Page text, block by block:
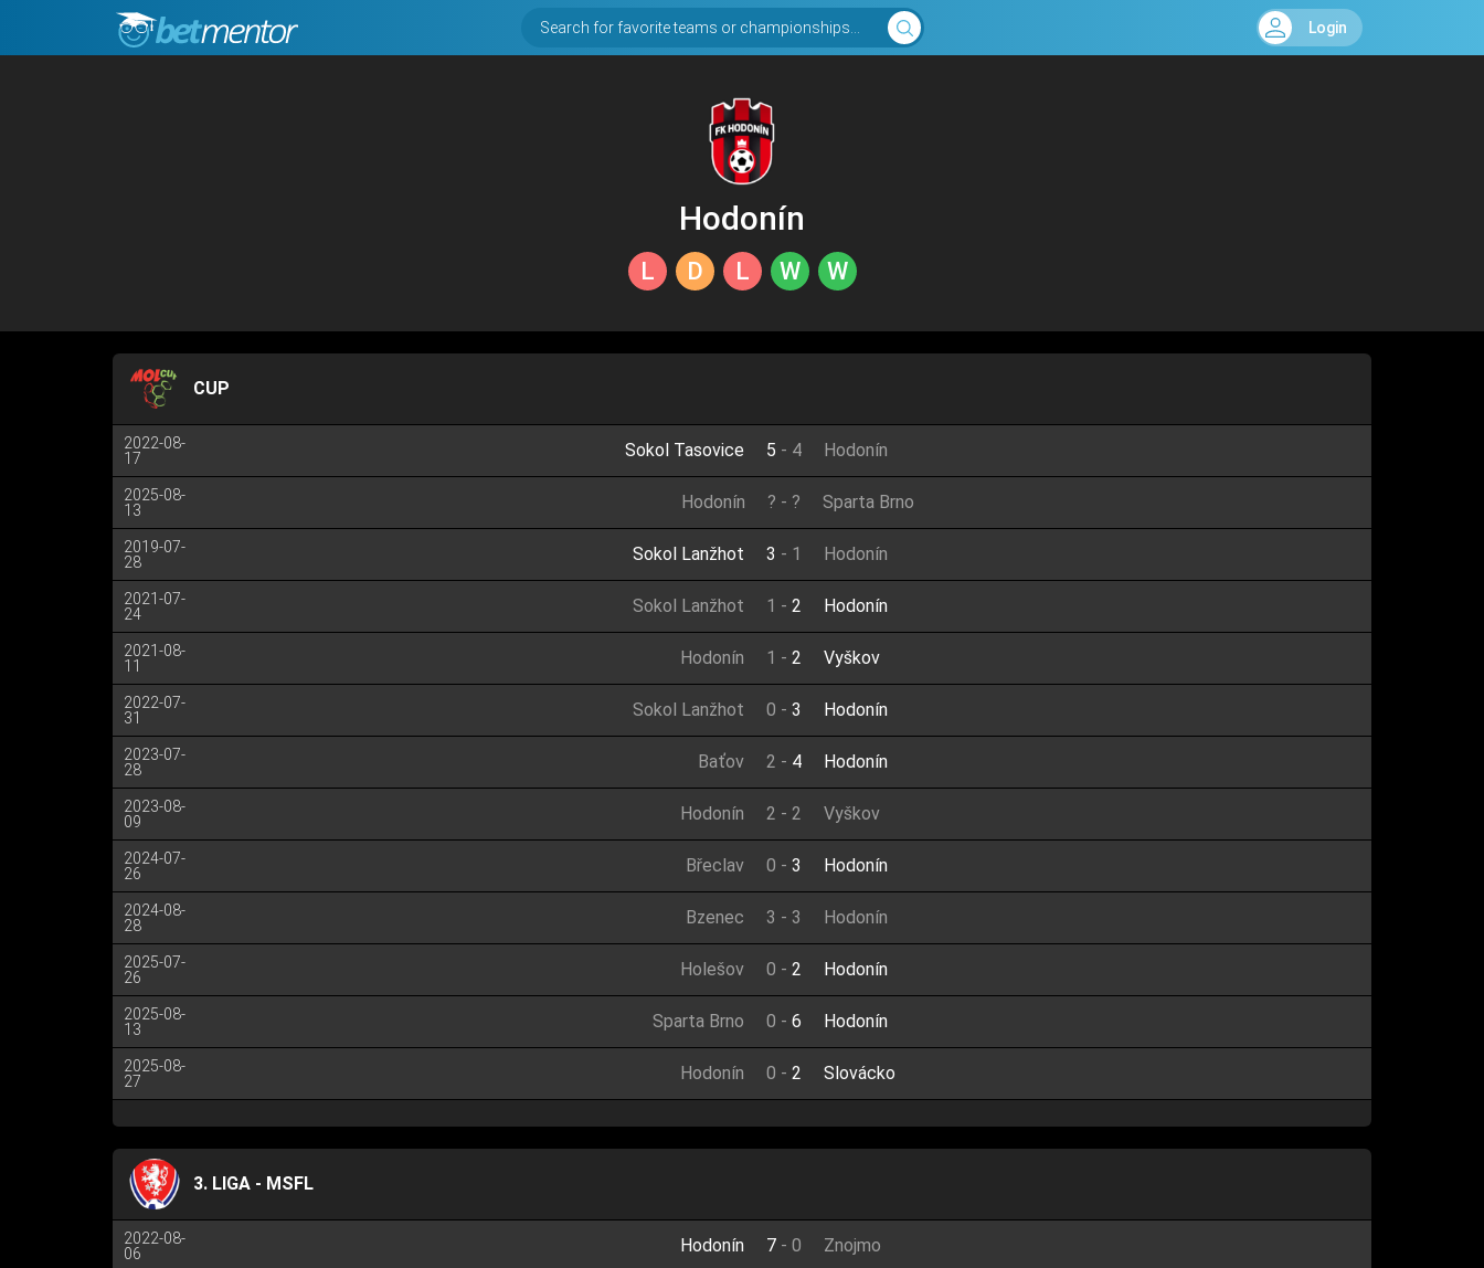
Search for favorite teams or championships... Login
Hodonín
L D L W W
CUP
2022-08-
17
Sokol Tasovice 5 - 4 Hodonín
2025-08-
13
Hodonín ? - ? Sparta Brno
2019-07-
28
Sokol Lanžhot 3 - 1 Hodonín
2021-07-
24
Sokol Lanžhot 1 - 2 Hodonín
2021-08-
11
Hodonín 1 - 2 Vyškov
2022-07-
31
Sokol Lanžhot 0 - 3 Hodonín
2023-07-
28
Baťov 2 - 4 Hodonín
2023-08-
09
Hodonín 2 - 2 Vyškov
2024-07-
26
Břeclav 0 - 3 Hodonín
2024-08-
28
Bzenec 3 - 3 Hodonín
2025-07-
26
Holešov 0 - 2 Hodonín
2025-08-
13
Sparta Brno 0 - 6 Hodonín
2025-08-
27
Hodonín 0 - 2 Slovácko
3. LIGA - MSFL
2022-08-
06
Hodonín 7 - 0 Znojmo